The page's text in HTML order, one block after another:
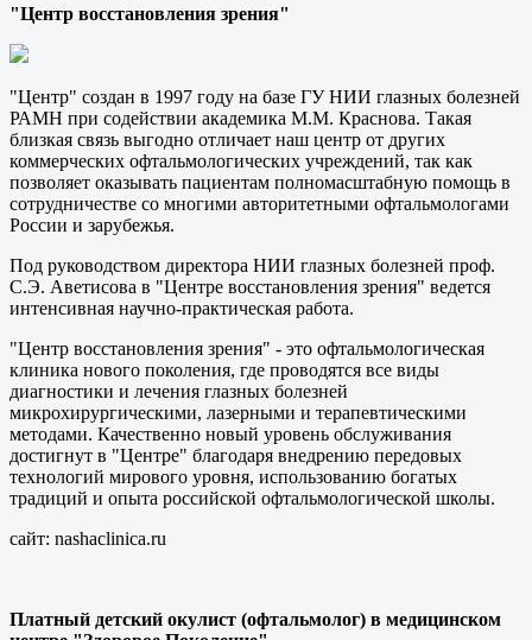
"Центр восстановления зрения"
"Центр" создан в 1997 году на базе ГУ НИИ глазных болезней
РАМН при содействии академика М.М. Краснова. Такая
близкая связь выгодно отличает наш центр от других
коммерческих офтальмологических учреждений, так как
позволяет оказывать пациентам полномасштабную помощь в
сотрудничестве со многими авторитетными офтальмологами
России и зарубежья.
Под руководством директора НИИ глазных болезней проф.
С.Э. Аветисова в "Центре восстановления зрения" ведется
интенсивная научно-практическая работа.
"Центр восстановления зрения" - это офтальмологическая
клиника нового поколения, где проводятся все виды
диагностики и лечения глазных болезней
микрохирургическими, лазерными и терапевтическими
методами. Качественно новый уровень обслуживания
достигнут в "Центре" благодаря внедрению передовых
технологий мирового уровня, использованию богатых
традиций и опыта российской офтальмологической школы.
сайт: nashaclinica.ru
Платный детский окулист (офтальмолог) в медицинском